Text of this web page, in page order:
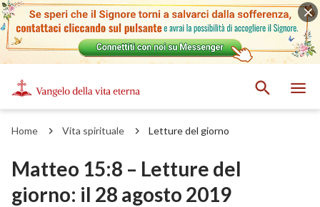
Home Vita spirituale Letture del giorno
Matteo 15:8 – Letture del
giorno: il 28 agosto 2019